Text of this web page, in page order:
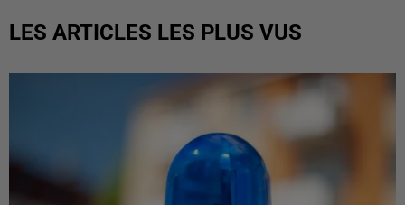
LES ARTICLES LES PLUS VUS